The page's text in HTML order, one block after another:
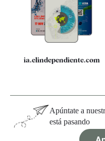
Quiénes somos
Especificaciones
ia.elindependiente.com
Apúntate a
está pasando